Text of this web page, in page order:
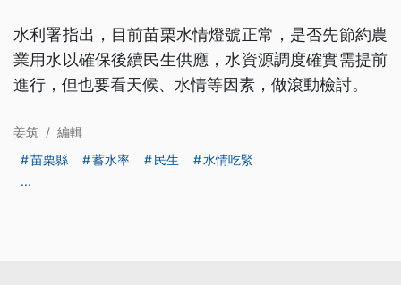
水利署指出，目前苗栗水情燈號正常，是否先節約農
業用水以確保後續民生供應，水資源調度確實需提前
進行，但也要看天候、水情等因素，做滾動檢討。
姜筑 / 編輯
苗栗縣
蓄水率 民生
水情吃緊
...